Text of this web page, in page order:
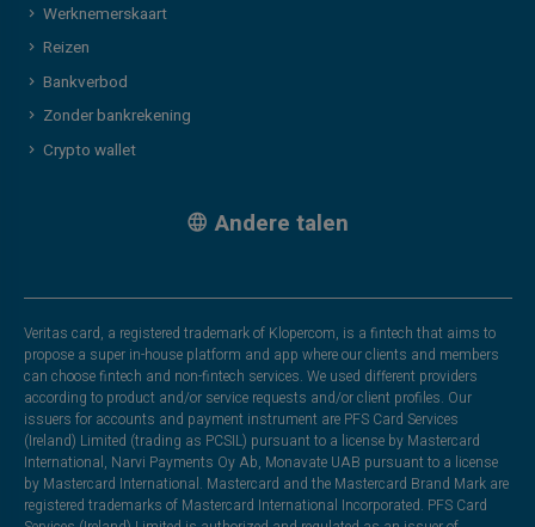
Werknemerskaart
Reizen
Bankverbod
Zonder bankrekening
Crypto wallet
Andere talen
Veritas card, a registered trademark of Klopercom, is a fintech that aims to
propose a super in-house platform and app where our clients and members
can choose fintech and non-fintech services. We used different providers
according to product and/or service requests and/or client profiles. Our
issuers for accounts and payment instrument are PFS Card Services
(Ireland) Limited (trading as PCSIL) pursuant to a license by Mastercard
International, Narvi Payments Oy Ab, Monavate UAB pursuant to a license
by Mastercard International. Mastercard and the Mastercard Brand Mark are
registered trademarks of Mastercard International Incorporated. PFS Card